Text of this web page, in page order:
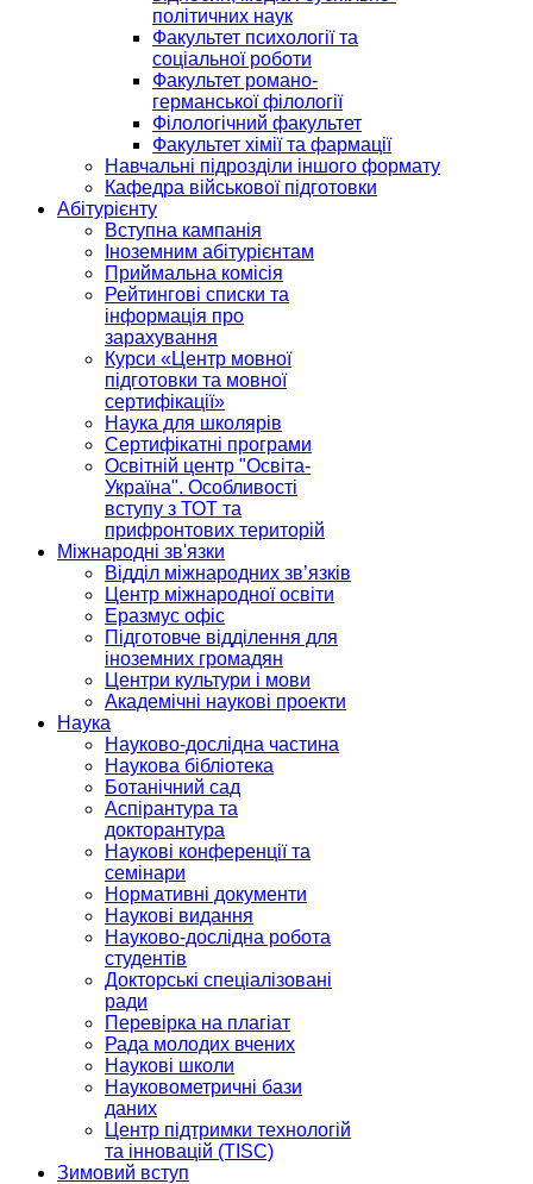
політичних наук
Факультет психології та
соціальної роботи
Факультет романо-
германської філології
Філологічний факультет
Факультет хімії та фармації
Навчальні підрозділи іншого формату
Кафедра військової підготовки
Абітурієнту
Вступна кампанія
Іноземним абітурієнтам
Приймальна комісія
Рейтингові списки та
інформація про
зарахування
Курси «Центр мовної
підготовки та мовної
сертифікації»
Наука для школярів
Сертифікатні програми
Освітній центр "Освіта-
Україна". Особливості
вступу з ТОТ та
прифронтових територій
Міжнародні зв'язки
Відділ міжнародних зв’язків
Центр міжнародної освіти
Еразмус офіс
Підготовче відділення для
іноземних громадян
Центри культури і мови
Академічні наукові проекти
Наука
Науково-дослідна частина
Наукова бібліотека
Ботанічний сад
Аспірантура та
докторантура
Наукові конференції та
семінари
Нормативні документи
Наукові видання
Науково-дослідна робота
студентів
Докторські спеціалізовані
ради
Перевірка на плагіат
Рада молодих вчених
Наукові школи
Науковометричні бази
даних
Центр підтримки технологій
та інновацій (TISC)
Зимовий вступ